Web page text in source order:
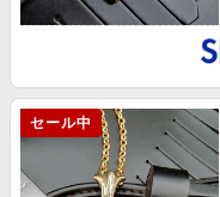
セール中